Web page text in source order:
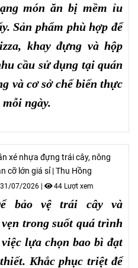
món ăn bị mềm ỉu
Sản phẩm phù hợp để
khay đựng và hộp
cầu sử dụng tại quán
và cơ sở chế biến thực
ngày.
xé nhựa đựng trái cây, nông
cỡ lớn giá sỉ | Thu Hồng
07/2026 | 44 Lượt xem
bảo vệ trái cây và
trong suốt quá trình
lựa chọn bao bì đạt
Khắc phục triệt để